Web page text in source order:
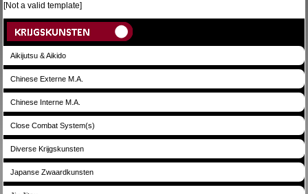
[Not a valid template]
Aikijutsu & Aikido
Chinese Externe M.A.
Chinese Interne M.A.
Close Combat System(s)
Diverse Krijgskunsten
Japanse Zwaardkunsten